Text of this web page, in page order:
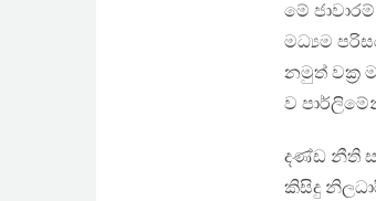
මේ
මධ්‍යම
නමුත් වක්‍ර
ව
දණ්ඩ නීති
කිසිදු